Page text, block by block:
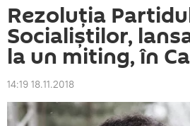
Rezoluția
Socialiștilor,
la un miting, în
14:19 18.11.2018